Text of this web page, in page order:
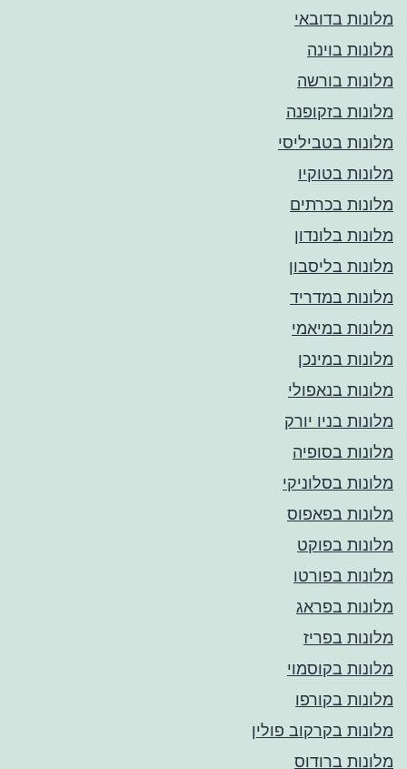
מלונות בדובאי
מלונות בוינה
מלונות בורשה
מלונות בזקופנה
מלונות בטביליסי
מלונות בטוקיו
מלונות בכרתים
מלונות בלונדון
מלונות בליסבון
מלונות במדריד
מלונות במיאמי
מלונות במינכן
מלונות בנאפולי
מלונות בניו יורק
מלונות בסופיה
מלונות בסלוניקי
מלונות בפאפוס
מלונות בפוקט
מלונות בפורטו
מלונות בפראג
מלונות בפריז
מלונות בקוסמוי
מלונות בקורפו
מלונות בקרקוב פולין
מלונות ברודוס